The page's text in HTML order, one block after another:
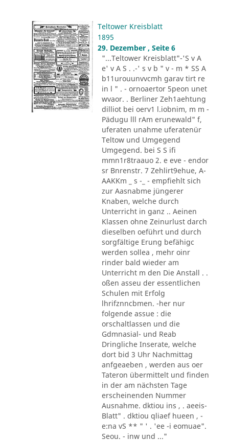
Teltower Kreisblatt
1895
29. Dezember , Seite 6
"...Teltower Kreisblatt"-'S v A
e' v A S . .-' s v b " v - m * SS A
b11urouunvvcmh garav tirt re
in l " . - ornoaertor 5peon unet
wvaor. . Berliner Zeh1aehtung
dilliot bei oerv1 l.iobnim, m m -
Pädugu lll rAm erunewald" f,
uferaten unahme uferatenür
Teltow und Umgegend
Umgegend. bei S S ifi
mmn1r8traauo 2. e eve - endor
sr Bnrenstr. 7 Zehlirt9ehue, A-
AAKKm _ s -_ - empfiehlt sich
zur Aasnabme jüngerer
Knaben, welche durch
Unterricht in ganz .. Aeinen
Klassen ohne Zeinurlust darch
dieselben oeführt und durch
sorgfältige Erung befähigc
werden sollea , mehr oinr
rinder bald wieder am
Unterricht m den Die Anstall . .
oßen asseu der essentlichen
Schulen mit Erfolg
lhrifznncbmen. -her nur
folgende assue : die
orschaltlassen und die
Gdmnasial- und Reab
Dringliche Inserate, welche
dort bid 3 Uhr Nachmittag
anfgeaeben , werden aus oer
Tateron übermittelt und finden
in der am nächsten Tage
erscheinenden Nummer
Ausnahme. dktiou ins , . aeeis-
Blatt" . dktiou qliaef hueen , -
e:na vS ** " ' . 'ee -i eomuae".
Seou. - inw und ..."